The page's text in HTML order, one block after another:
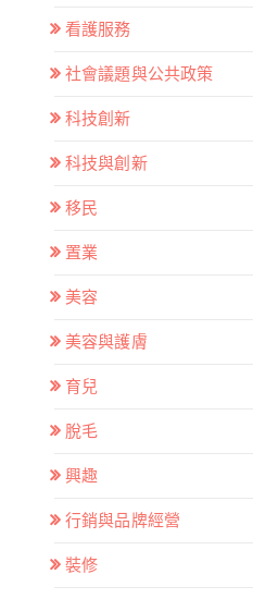
看護服務
社會議題與公共政策
科技創新
科技與創新
移民
置業
美容
美容與護膚
育兒
脫毛
興趣
行銷與品牌經營
裝修